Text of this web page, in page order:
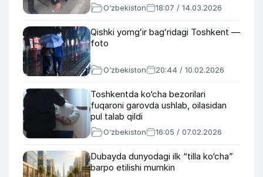
O‘zbekiston 18:07 / 14.03.2026
Qishki yomgʻir bagʻridagi Toshkent —
foto
O‘zbekiston 20:44 / 10.02.2026
Toshkentda ko‘cha bezorilari
fuqaroni garovda ushlab, oilasidan
pul talab qildi
O‘zbekiston 16:05 / 07.02.2026
Dubayda dunyodagi ilk “tilla ko‘cha”
barpo etilishi mumkin